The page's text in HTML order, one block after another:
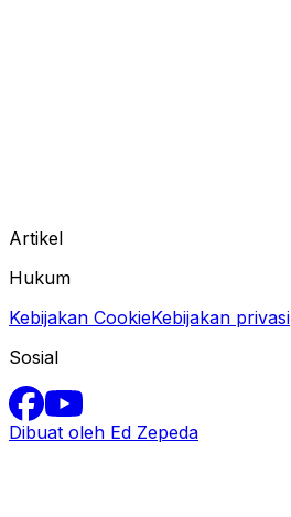
Artikel
Hukum
Kebijakan CookieKebijakan privasi
Sosial
Dibuat oleh Ed Zepeda